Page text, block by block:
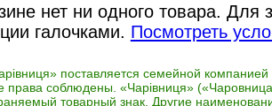
нет ни одного товара. Для
галочками. Посмотреть
поставляется семейной компанией
права соблюдены. «Чарівниця»
товарный знак. Другие